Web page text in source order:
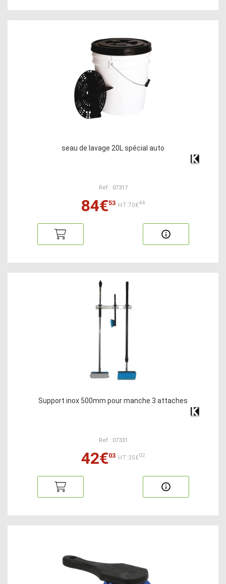
seau de lavage 20L spécial auto
Ref : 07317
84€53 HT:70€44
Support inox 500mm pour manche 3 attaches
Ref : 07331
42€03 HT:35€02